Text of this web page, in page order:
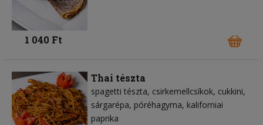
1 040 Ft
Thai tészta
spagetti tészta csirkemellcsíkok cukkini
sárgarépa póréhagyma kaliforniai
paprika